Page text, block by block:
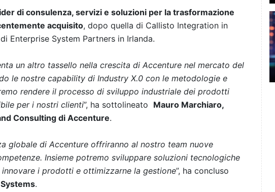
di consulenza, servizi e soluzioni per la trasformazione
acquisito, dopo quella di Callisto Integration in
Enterprise System Partners in Irlanda.
un altro tassello nella crescita di Accenture nel mercato del
le nostre capability di Industry X.0 con le metodologie e
rendere il processo di sviluppo industriale dei prodotti
per i nostri clienti”, ha sottolineato Mauro Marchiaro,
Consulting di Accenture.
globale di Accenture offriranno al nostro team nuove
Insieme potremo sviluppare soluzioni tecnologiche
i prodotti e ottimizzarne la gestione”, ha concluso
.